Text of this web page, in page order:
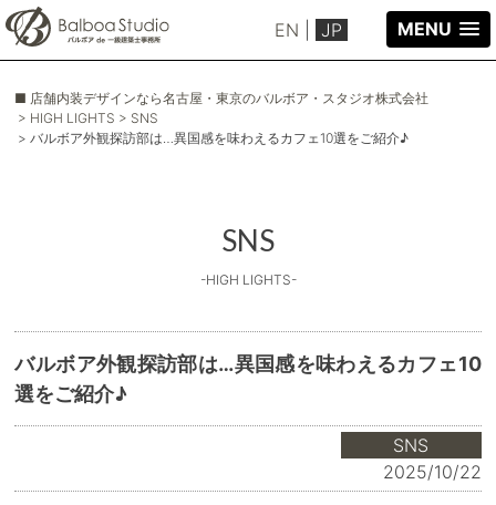
EN JP MENU
■ 店舗内装デザインなら名古屋・東京のバルボア・スタジオ株式会社
> HIGH LIGHTS > SNS
> バルボア外観探訪部は…異国感を味わえるカフェ10選をご紹介♪
SNS
-HIGH LIGHTS-
バルボア外観探訪部は…異国感を味わえるカフェ10
選をご紹介♪
SNS
2025/10/22